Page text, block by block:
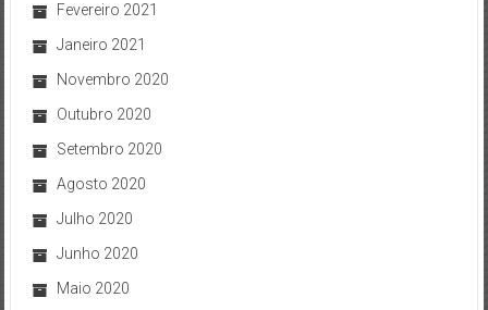
Fevereiro 2021
Janeiro 2021
Novembro 2020
Outubro 2020
Setembro 2020
Agosto 2020
Julho 2020
Junho 2020
Maio 2020